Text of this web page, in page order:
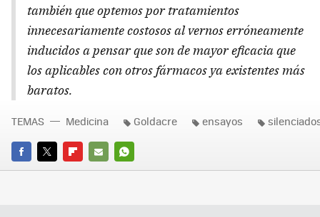
también que optemos por tratamientos
innecesariamente costosos al vernos erróneamente
inducidos a pensar que son de mayor eficacia que
los aplicables con otros fármacos ya existentes más
baratos.
FACEBOOK
TWITTERFLIPBOARD
E-
WHATSAPP
TEMAS Medicina Goldacre ensayos